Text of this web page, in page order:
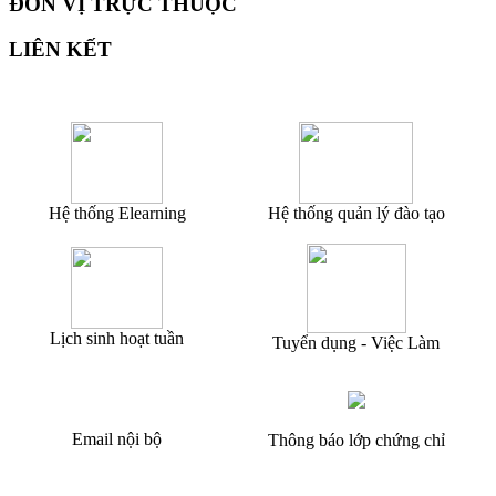
LIÊN KẾT
Hệ thống Elearning Hệ thống quản lý đào tạo
Lịch sinh hoạt tuần Tuyển dụng - Việc Làm
Email nội bộ Thông báo lớp chứng chỉ